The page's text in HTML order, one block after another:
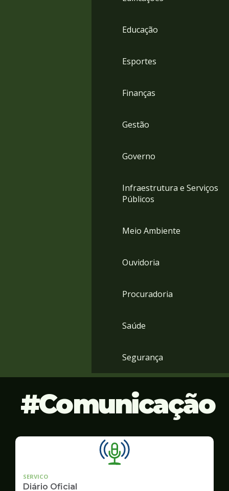
Educação
Esportes
Finanças
Gestão
Governo
Infraestrutura e Serviços
Públicos
Meio Ambiente
Ouvidoria
Procuradoria
Saúde
Segurança
Comunicação
SERVICO
Diário Oficial